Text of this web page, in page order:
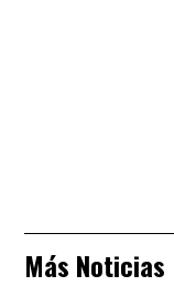
Más Noticias